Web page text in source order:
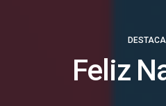
Feliz